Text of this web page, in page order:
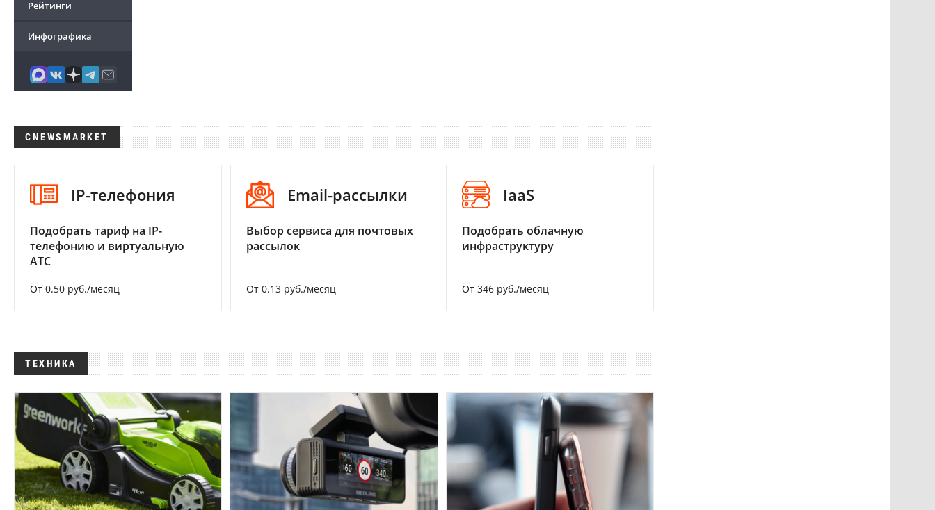
Рейтинги
Инфографика
CNEWSMARKET
IP-телефония
Подобрать тариф на IP-
телефонию и виртуальную
АТС
От 0.50 руб./месяц
Email-рассылки
Выбор сервиса для почтовых
рассылок
От 0.13 руб./месяц
IaaS
Подобрать облачную
инфраструктуру
От 346 руб./месяц
ТЕХНИКА